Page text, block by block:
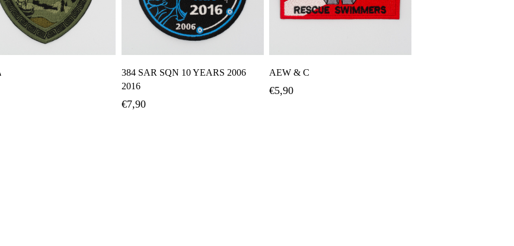
384 SAR SQN 10 YEARS 2006
2016
€7,90
AEW & C
€5,90